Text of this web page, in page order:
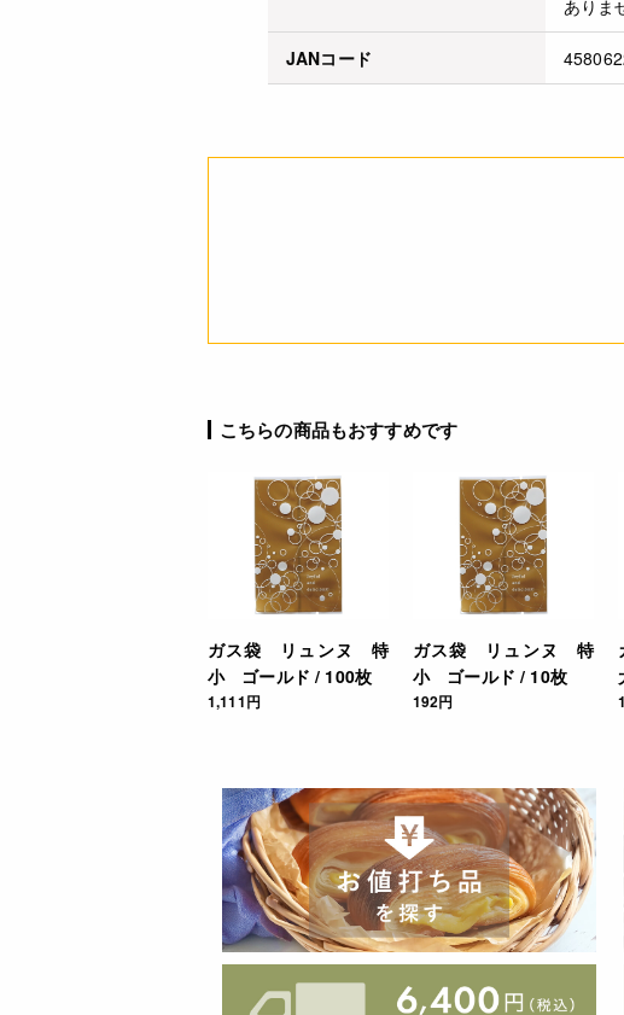
ありま
JANコード
こちらの商品もおすすめです
ガス袋 リュンヌ 特
小 ゴールド / 100枚
1,111円
ガス袋 リュンヌ 特
小 ゴールド / 10枚
192円